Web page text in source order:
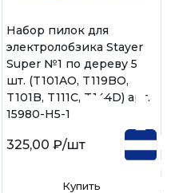
Набор пилок для
электролобзика Stayer
Super №1 по дереву 5
шт. (T101AO, T119BO,
T101B, T111С, T144D) арт.
15980-H5-1
325,00 ₽/шт
Купить